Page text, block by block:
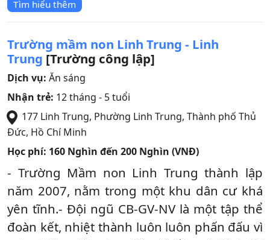
Tìm hiểu thêm
Trường mầm non Linh Trung - Linh
Trung [Trường công lập]
Dịch vụ: Ăn sáng
Nhận trẻ: 12 tháng - 5 tuổi
177 Linh Trung, Phường Linh Trung, Thành phố Thủ
Đức, Hồ Chí Minh
Học phí: 160 Nghìn đến 200 Nghìn (VNĐ)
- Trường Mầm non Linh Trung thành lập
năm 2007, nằm trong một khu dân cư khá
yên tĩnh.- Đội ngũ CB-GV-NV là một tập thể
đoàn kết, nhiệt thành luôn luôn phấn đấu vì